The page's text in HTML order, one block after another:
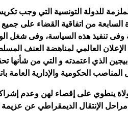
للدولة التونسية التي وجب
الولاة وخاصة ما ورد بالفقرة 2 من المادة السابعة من
هذه السياسة، وفى شغل
الإعلان العالمي لمناهضة العنف
بيجين الذي اعتمدته و التي من
الحكومية والإدارية العامة
ينطوي على إقصاء لهن وعدم
الإنتقال الديمقراطي عن